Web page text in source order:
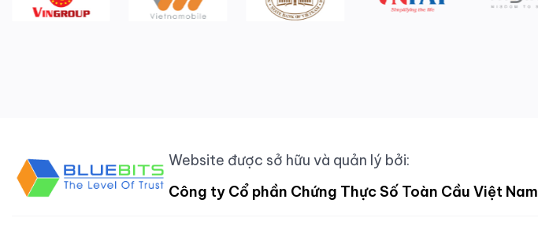
Website được sở hữu và quản lý bởi:
Công ty Cổ phần Chứng Thực Số Toàn Cầu Việt Nam